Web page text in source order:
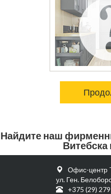
Найдите наш
Витебска
Офис-центр
ул. Ген.
+375 (29)